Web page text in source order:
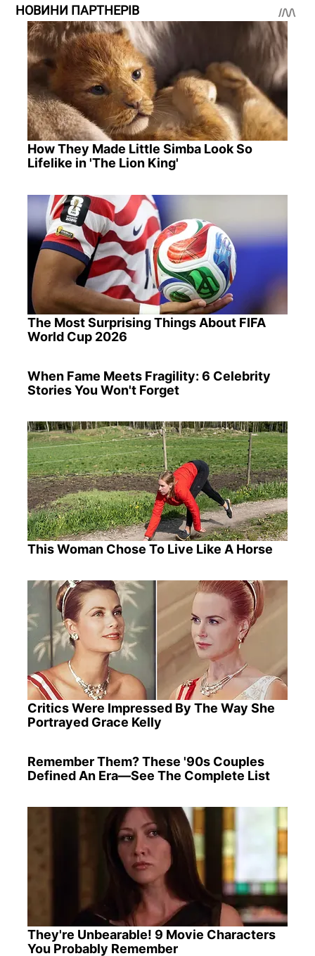
НОВИНИ ПАРТНЕРІВ
How They Made Little Simba Look So
Lifelike in 'The Lion King'
The Most Surprising Things About FIFA
World Cup 2026
When Fame Meets Fragility: 6 Celebrity
Stories You Won't Forget
This Woman Chose To Live Like A Horse
Critics Were Impressed By The Way She
Portrayed Grace Kelly
Remember Them? These '90s Couples
Defined An Era—See The Complete List
They're Unbearable! 9 Movie Characters
You Probably Remember